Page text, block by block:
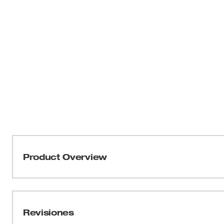
Product Overview
algodón/poliéster resistente a la abrasión y al
Revisiones